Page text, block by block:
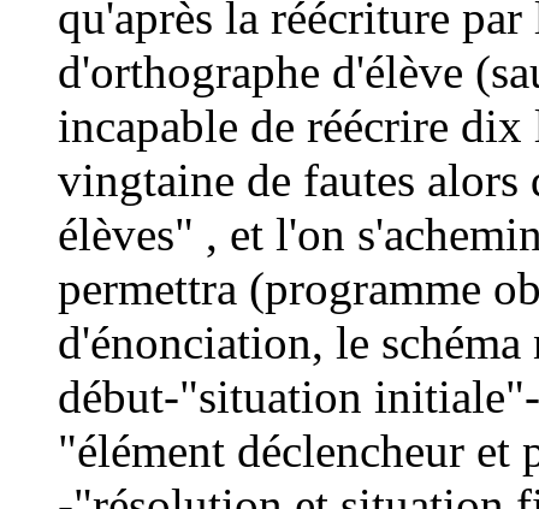
qu'après la réécriture
d'orthographe d'élève
incapable de réécrire
vingtaine de fautes alors
élèves" , et l'on
permettra (programme
d'énonciation, le
début-"situation
"élément déclencheur